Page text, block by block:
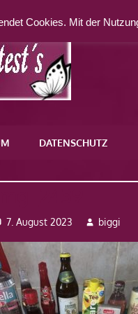
DATENSCHUTZ
7. August 2023 biggi
Cookies. Mit der